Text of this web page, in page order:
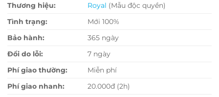
Thương hiệu:
Royal (Mẫu độc quyền)
Tình trạng:
Mới 100%
Bảo hành:
365 ngày
Đổi do lỗi:
7 ngày
Phí giao thường:
Miễn phí
Phí giao nhanh:
20.000đ (2h)